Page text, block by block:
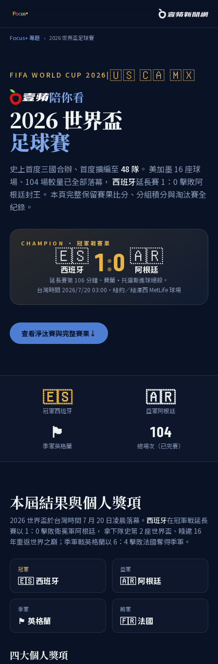
Focus+ 專題 › 2026 世界盃足球賽
FIFA WORLD CUP 2026 |🇺🇸 🇨🇦 🇲🇽
陪你看
2026 世界盃
足球賽
史上首度三國合辦、首度擴編至 48 隊 。 美加墨 16 座球
場、104 場較量已全部落幕， 西班牙延長賽 1：0 擊敗阿
根廷封王。 本頁完整保留賽果比分、分組積分與淘汰賽全
紀錄。
CHAMPION ・ 冠軍戰賽果
🇪🇸
西班牙 1:0 🇦🇷
阿根廷
延長賽第 106 分鐘、費蘭·托雷斯進球絕殺。
台灣時間 2026/7/20 03:00・紐約／紐澤西 MetLife 球場
查看淨汰賽與完整賽果↓
🇪🇸
冠軍西班牙
🇦🇷
亞軍阿根廷
🏴󠁧󠁢󠁥󠁮󠁧󠁿
季軍英格蘭
104
總場次（已完賽）
本屆結果與個人獎項
2026 世界盃於台灣時間 7 月 20 日凌晨落幕。 西班牙在冠軍戰延長
賽以 1：0 擊敗衛冕軍阿根廷， 拿下隊史第 2 座世界盃、睡違 16
年重返世界之巔；季軍戰英格蘭以 6：4 擊敗法國奪得季軍。
冠軍
🇪🇸 西班牙
亞軍
🇦🇷 阿根廷
季軍
🏴󠁧󠁢󠁥󠁮󠁧󠁿 英格蘭
殿軍
🇫🇷 法國
四大個人獎項